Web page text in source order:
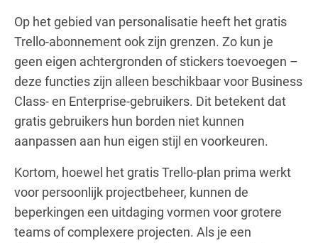
Op het gebied van personalisatie heeft het gratis
Trello-abonnement ook zijn grenzen. Zo kun je
geen eigen achtergronden of stickers toevoegen –
deze functies zijn alleen beschikbaar voor Business
Class- en Enterprise-gebruikers. Dit betekent dat
gratis gebruikers hun borden niet kunnen
aanpassen aan hun eigen stijl en voorkeuren.
Kortom, hoewel het gratis Trello-plan prima werkt
voor persoonlijk projectbeheer, kunnen de
beperkingen een uitdaging vormen voor grotere
teams of complexere projecten. Als je een